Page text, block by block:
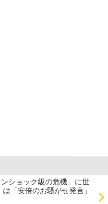
ショック級の危機」に世
「安倍のお騒がせ発言」